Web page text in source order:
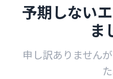
予期しない
ま
申し訳ありません
た